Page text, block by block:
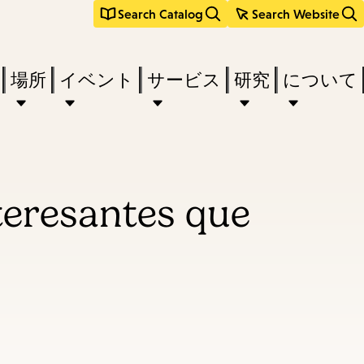
Search Catalog Search Website
場所 イベント サービス 研究 について
que